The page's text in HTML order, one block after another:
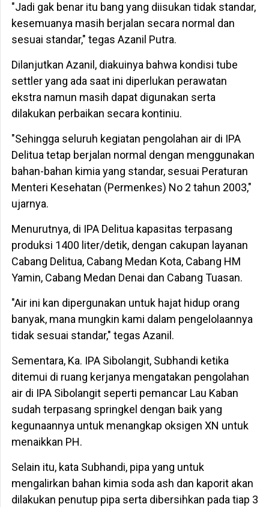
"Jadi gak benar itu bang yang diisukan tidak standar,
kesemuanya masih berjalan secara normal dan
sesuai standar," tegas Azanil Putra.
Dilanjutkan Azanil, diakuinya bahwa kondisi tube
settler yang ada saat ini diperlukan perawatan
ekstra namun masih dapat digunakan serta
dilakukan perbaikan secara kontiniu.
"Sehingga seluruh kegiatan pengolahan air di IPA
Delitua tetap berjalan normal dengan menggunakan
bahan-bahan kimia yang standar, sesuai Peraturan
Menteri Kesehatan (Permenkes) No 2 tahun 2003,"
ujarnya.
Menurutnya, di IPA Delitua kapasitas terpasang
produksi 1400 liter/detik, dengan cakupan layanan
Cabang Delitua, Cabang Medan Kota, Cabang HM
Yamin, Cabang Medan Denai dan Cabang Tuasan.
"Air ini kan dipergunakan untuk hajat hidup orang
banyak, mana mungkin kami dalam pengelolaannya
tidak sesuai standar," tegas Azanil.
Sementara, Ka. IPA Sibolangit, Subhandi ketika
ditemui di ruang kerjanya mengatakan pengolahan
air di IPA Sibolangit seperti pemancar Lau Kaban
sudah terpasang springkel dengan baik yang
kegunaannya untuk menangkap oksigen XN untuk
menaikkan PH.
Selain itu, kata Subhandi, pipa yang untuk
mengalirkan bahan kimia soda ash dan kaporit akan
dilakukan penutup pipa serta dibersihkan pada tiap 3